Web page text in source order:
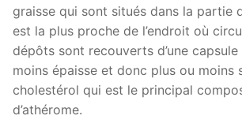
graisse qui sont situés dans la partie
est la plus proche de l’endroit où
dépôts sont recouverts d’une
moins épaisse et donc plus ou moins
cholestérol qui est le principal
d’athérome.